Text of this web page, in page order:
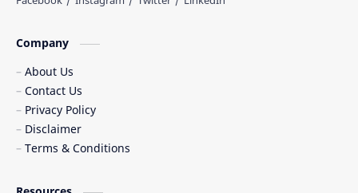
Islamic Status
LifeStyle
Names in Bengali
Company
About Us
Contact Us
Privacy Policy
Disclaimer
Terms & Conditions